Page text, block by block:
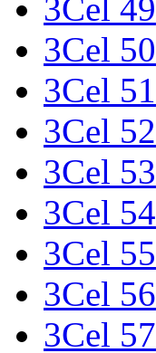
3Cel 49
3Cel 50
3Cel 51
3Cel 52
3Cel 53
3Cel 54
3Cel 55
3Cel 56
3Cel 57